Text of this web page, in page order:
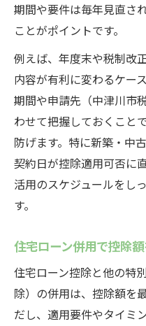
期間や要件は毎年見直さ
ことがポイントです。
例えば、年度末や税制改
内容が有利に変わるケー
期間や申請先（中津川市
わせて把握しておくこと
防げます。特に新築・中
契約日が控除適用可否に
活用のスケジュールをし
す。
住宅ローン併用で控除
住宅ローン控除と他の特
除）の併用は、控除額を
だし、適用要件やタイミ